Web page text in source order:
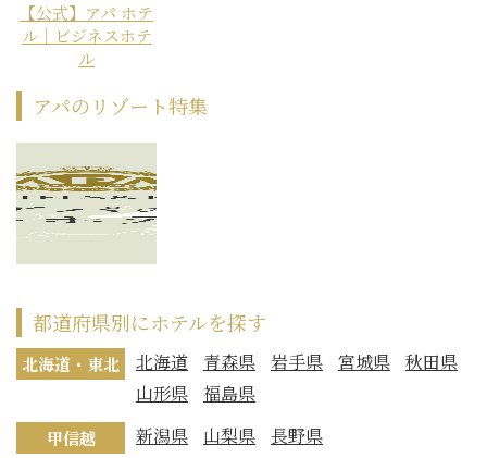
【公式】アパ ホテ
ル｜ビジネスホテ
ル
アパのリゾート特集
都道府県別にホテルを探す
北海道・東北 北海道 青森県 岩手県 宮城県
秋田県
山形県
福島県
甲信越 新潟県 山梨県 長野県